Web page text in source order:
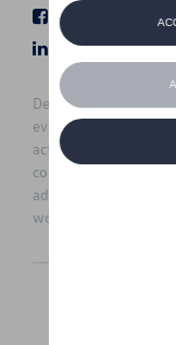
Facebook
LinkedIn
De prijzen op deze
eventuele
actuele verkoopprijs
contact opnemen
adviesprijzen kunnen
worden gewijzigd.